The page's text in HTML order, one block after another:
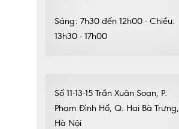
Sáng: 7h30 đến 12h00 - Chiều:
13h30 - 17h00
Số 11-13-15 Trần Xuân Soạn, P.
Phạm Đình Hổ, Q. Hai Bà Trưng,
Hà Nội